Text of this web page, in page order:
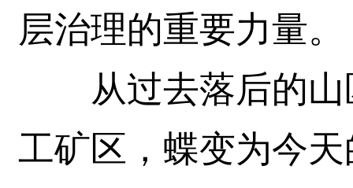
层治理的重要力量。
从过去落后的山
工矿区，蝶变为今